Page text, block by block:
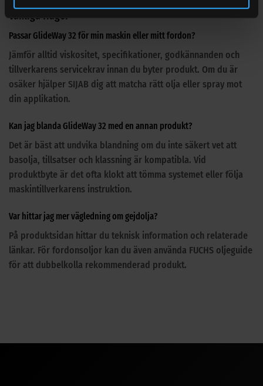
Vanliga frågor
Passar GlideWay 32 för min maskin eller mitt fordon?
Jämför alltid viskositet, specifikationer, godkännanden och
tillverkarens servicekrav innan du byter produkt. Om du är
osäker hjälper SIJAB dig att matcha rätt olja eller spray mot
din applikation.
Kan jag blanda GlideWay 32 med en annan produkt?
Det är bäst att undvika blandning om du inte säkert vet att
basolja, tillsatser och klassning är kompatibla. Vid
produktbyte är det ofta klokt att tömma systemet eller följa
maskintillverkarens instruktion.
Var hittar jag mer vägledning om gejdolja?
På produktsidan hittar du teknisk information och relaterade
länkar. För fordonsoljor kan du även använda FUCHS oljeguide
för att dubbelkolla rekommenderad produkt.